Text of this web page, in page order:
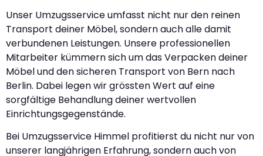
Unser Umzugsservice umfasst nicht nur den reinen
Transport deiner Möbel, sondern auch alle damit
verbundenen Leistungen. Unsere professionellen
Mitarbeiter kümmern sich um das Verpacken deiner
Möbel und den sicheren Transport von Bern nach
Berlin. Dabei legen wir grössten Wert auf eine
sorgfältige Behandlung deiner wertvollen
Einrichtungsgegenstände.
Bei Umzugsservice Himmel profitierst du nicht nur von
unserer langjährigen Erfahrung, sondern auch von